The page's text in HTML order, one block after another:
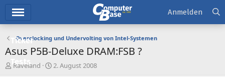
Ticker
Tests
Anmelden
Overclocking und Undervolting von Intel-Systemen
Asus P5B-Deluxe DRAM:FSB ?
E
Raveland
E
2. August 2008